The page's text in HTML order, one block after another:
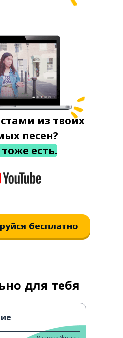
из твоих
песен?
есть.
бесплатно
для тебя